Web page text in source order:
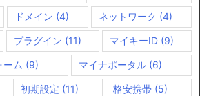
ドメイン (4) ネットワーク (4)
プラグイン (11) マイキーID (9)
ーム (9) マイナポータル (6)
初期設定 (11) 格安携帯 (5)